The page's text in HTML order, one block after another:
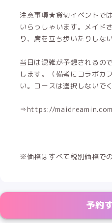
注意事項★貸切イベントで
いらっしゃいます。メイド
り、席を立ち歩いたりしな
当日は混雑が予想されるの
します。（備考にコラボカ
い。コースは選択しないで
⇒https://
※価格はすべて税別価格での
予約